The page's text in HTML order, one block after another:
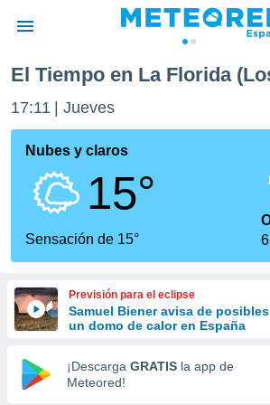
de
por
que se
calidad.
a este
las
y
forma
digital
basada
El Tiempo en La Florida
17:11 Jueves
Nubes y claros
15°
Sensación de 15°
6
Previsión para el eclipse
Samuel Biener avisa de
un domo de calor en España
¡Descarga GRATIS la app de
Meteored!